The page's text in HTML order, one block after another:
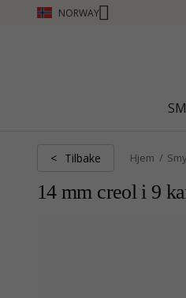
NORWAY
POENG SE MER - KLIKK HER
< Tilbake Hjem
14 mm creol i 9